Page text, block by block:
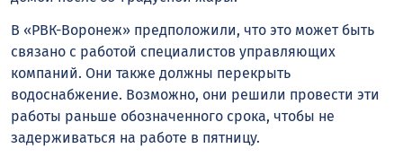
В «РВК-Воронеж» предположили, что это может быть
связано с работой специалистов управляющих
компаний. Они также должны перекрыть
водоснабжение. Возможно, они решили провести эти
работы раньше обозначенного срока, чтобы не
задерживаться на работе в пятницу.